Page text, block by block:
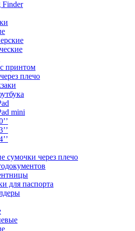
принтом
плечо
mini
сумочки через плечо
для паспорта